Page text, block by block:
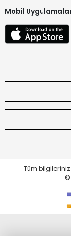
Mobil
Tüm bilgileriniz
©